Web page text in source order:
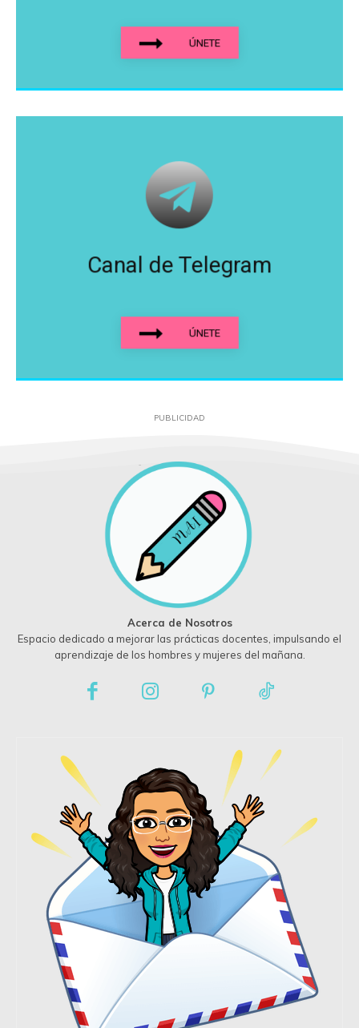
ÚNETE
Canal de Telegram
ÚNETE
PUBLICIDAD
Acerca de Nosotros
Espacio dedicado a mejorar las prácticas docentes, impulsando el
aprendizaje de los hombres y mujeres del mañana.